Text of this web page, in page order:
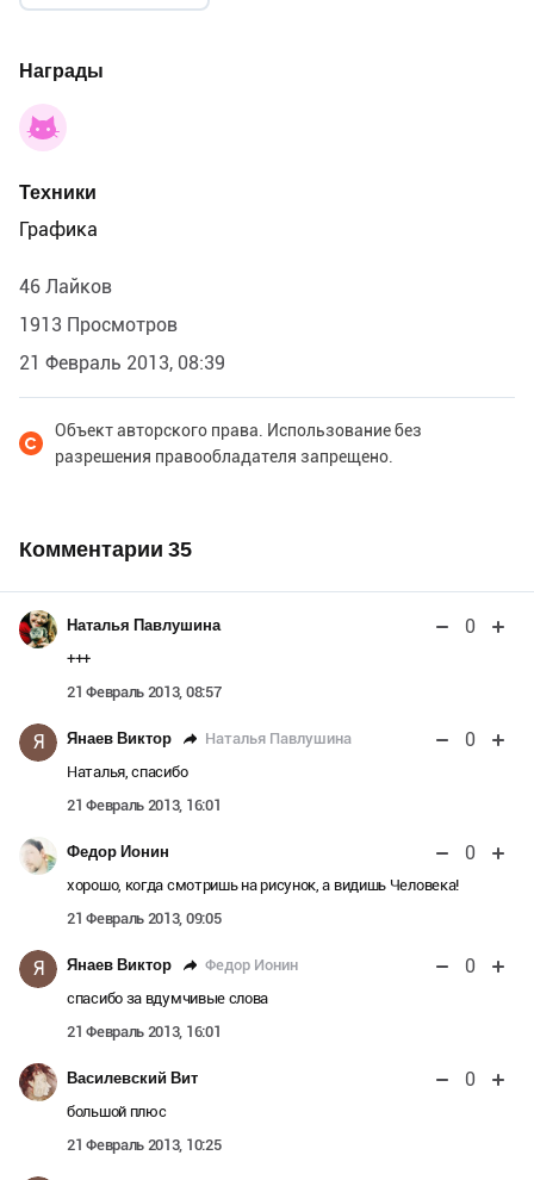
Награды
Техники
Графика
46 Лайков
1913 Просмотров
21 Февраль 2013, 08:39
Объект авторского права. Использование без
разрешения правообладателя запрещено.
Комментарии 35
Наталья Павлушина 0
+++
21 Февраль 2013, 08:57
Я Янаев Виктор Наталья Павлушина 0
Наталья, спасибо
21 Февраль 2013, 16:01
Федор Ионин 0
хорошо, когда смотришь на рисунок, а видишь Человека!
21 Февраль 2013, 09:05
Я Янаев Виктор Федор Ионин 0
спасибо за вдумчивые слова
21 Февраль 2013, 16:01
Василевский Вит 0
большой плюс
21 Февраль 2013, 10:25